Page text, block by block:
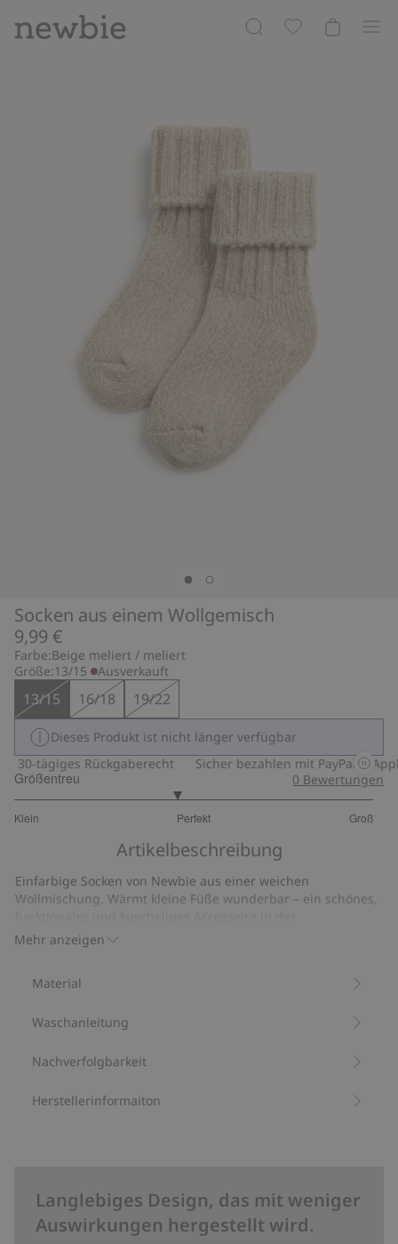
Socken aus einem Wollgemisch
9,99 €
Farbe:Beige meliert / meliert
Größe:13/15 Ausverkauft
13/15 16/18 19/22
Dieses Produkt ist nicht länger verfügbar
30-tägiges Rückgaberecht
Sicher bezahlen mit PayPal & Apple
Größentreu
Klein Perfekt Groß
von
10
Bewertungen
0 Bewertungen
Artikelbeschreibung
Mehr anzeigen
Einfarbige Socken von Newbie aus einer weichen
Wollmischung. Wärmt kleine Füße wunderbar – ein schönes,
Kindergarderobe.
Mit 68 % zertifizierter Wolle.
RWS-zertifizierte Wollmischung
Material
Waschanleitung
Nachverfolgbarkeit
Herstellerinformaiton
Langlebiges Design, das mit weniger
Auswirkungen hergestellt wird.